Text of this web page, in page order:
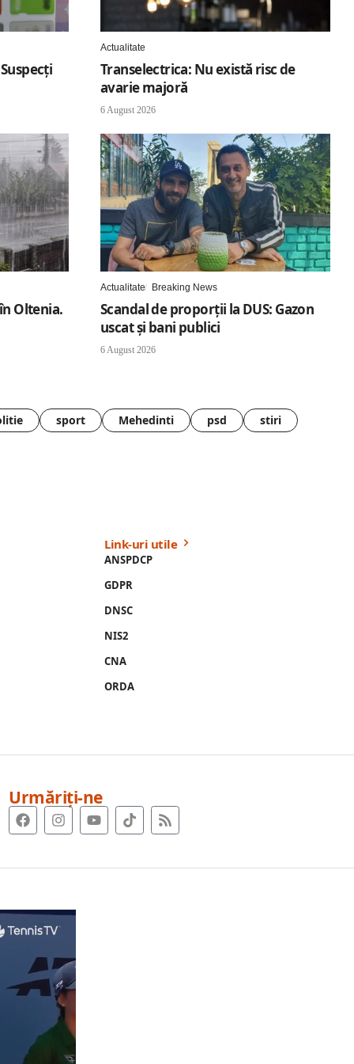
Actualitate
Transelectrica: Nu există risc de
avarie majoră
6 August 2026
Oltenia.
Actualitate Breaking News
Scandal de proporții la DUS: Gazon
uscat și bani publici
6 August 2026
sport Mehedinti psd stiri
Link-uri utile
ANSPDCP
GDPR
DNSC
NIS2
CNA
ORDA
Urmăriți-ne